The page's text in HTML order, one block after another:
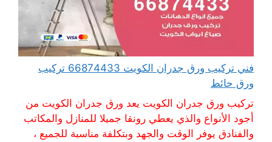
فني تركيب ورق جدران الكويت 66874433 تركيب
ورق حائط
تركيب ورق جدران الكويت يعد ورق جدران الكويت من
أجود الأنواع والذي يعطي رونقا جميلا للمنازل والمكاتب
والفنادق يوفر الوقت والجهد وبتكلفة مناسبة للجميع ،